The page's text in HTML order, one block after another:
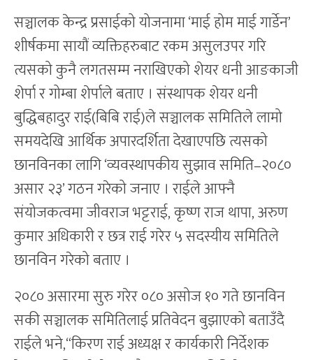
सञ्चालक केन्द्र प्रसाईको योजनामा ‘माई होम माई गार्डेन’
शीर्षकमा सायौं व्यक्तिहरुबाट रकम असुलउपर गरि
त्यसको कुनै लगतसम्म नराखिएको शेयर धनी आङकाजी
शेर्पा र गोम्बा शेर्पाले बताए । संस्थापक शेयर धनी
बुद्धिबहादुर राई(बिबि राई)ले सञ्चालक समितिले लामो
समयदेखि आर्थिक अपारदर्शिता देखाएपछि त्यसको
छानविनका लागि ‘व्यवस्थापकीय सुझाव समिति–२०८०
असार २३’ गठन गरेको जनाए । राईले आफ्नै
संयोजकत्वमा जीवराज भट्टराई, कृष्ण राज थापा, अरुण
कुमार अधिकारी र छत्र राई गरेर ५ सदस्यीय समितिले
छानविन गरेको बताए ।
२०८० असारमा सुरु गरेर ०८० असोज १० गते छानविन
सकी सञ्चालक समितिलाई प्रतिवेदन बुझाएको बताउँदै
राईले भने,“किरण राई अध्यक्ष र कार्यकारी निर्देशक